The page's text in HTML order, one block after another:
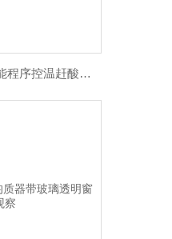
JTSM-24大屏幕LCD智能程序控温赶酸器石墨消解仪